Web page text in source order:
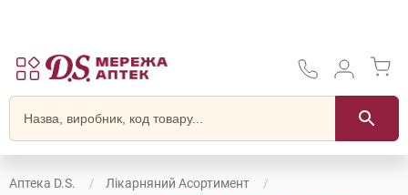
Аптека D.S.
Лікарняний Асортимент